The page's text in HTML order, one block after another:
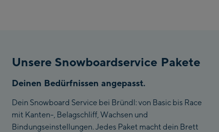
Unsere Snowboardservice Pakete
Deinen Bedürfnissen angepasst.
Dein Snowboard Service bei Bründl: von Basic bis Race
mit Kanten-, Belagschliff, Wachsen und
Bindungseinstellungen. Jedes Paket macht dein Brett